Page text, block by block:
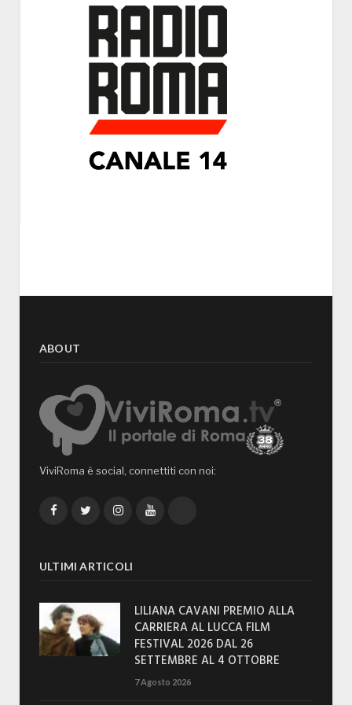
ABOUT
ViviRoma è social, connettiti con noi:
FacebookTwitterInstagramYouTube
ULTIMI ARTICOLI
LILIANA CAVANI PREMIO ALLA
CARRIERA AL LUCCA FILM
FESTIVAL 2026 DAL 26
SETTEMBRE AL 4 OTTOBRE
7 Agosto 2026